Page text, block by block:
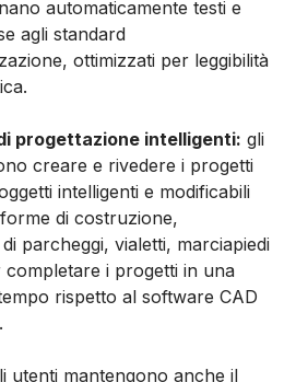
automaticamente testi e
agli standard
ottimizzati per leggibilità
progettazione intelligenti: gli
creare e rivedere i progetti
intelligenti e modificabili
di costruzione,
parcheggi, vialetti, marciapiedi
completare i progetti in una
rispetto al software CAD
utenti mantengono anche il